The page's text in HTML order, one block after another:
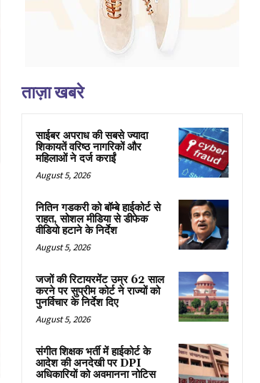
ताज़ा खबरे
साईबर अपराध की सबसे ज्यादा
शिकायतें वरिष्ठ नागरिकों और
महिलाओं ने दर्ज कराईं
August 5, 2026
नितिन गडकरी को बॉम्बे हाईकोर्ट से
राहत, सोशल मीडिया से डीफेक
वीडियो हटाने के निर्देश
August 5, 2026
जजों की रिटायरमेंट उम्र 62 साल
करने पर सुप्रीम कोर्ट ने राज्यों को
पुनर्विचार के निर्देश दिए
August 5, 2026
संगीत शिक्षक भर्ती में हाईकोर्ट के
आदेश की अनदेखी पर DPI
अधिकारियों को अवमानना नोटिस